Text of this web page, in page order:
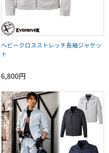
ヘビークロスストレッチ長袖ジャケッ
ト
6,800円